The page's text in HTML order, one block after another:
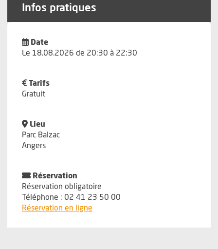
Infos pratiques
Date
Le 18.08.2026 de 20:30 à 22:30
Tarifs
Gratuit
Lieu
Parc Balzac
Angers
Réservation
Réservation obligatoire
Téléphone : 02 41 23 50 00
Réservation en ligne